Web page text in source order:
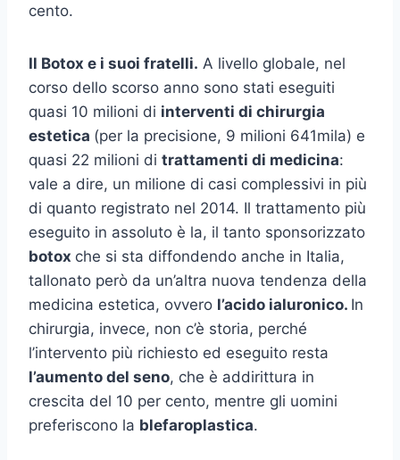
cento.
Il Botox e i suoi fratelli. A livello globale, nel
corso dello scorso anno sono stati eseguiti
quasi 10 milioni di interventi di chirurgia
estetica (per la precisione, 9 milioni 641mila) e
quasi 22 milioni di trattamenti di medicina:
vale a dire, un milione di casi complessivi in più
di quanto registrato nel 2014. Il trattamento più
eseguito in assoluto è la, il tanto sponsorizzato
botox che si sta diffondendo anche in Italia,
tallonato però da un’altra nuova tendenza della
medicina estetica, ovvero l’acido ialuronico. In
chirurgia, invece, non c’è storia, perché
l’intervento più richiesto ed eseguito resta
l’aumento del seno, che è addirittura in
crescita del 10 per cento, mentre gli uomini
preferiscono la blefaroplastica.